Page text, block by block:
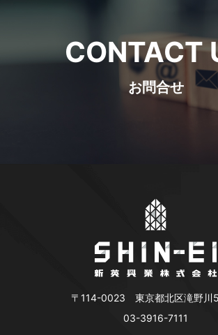
CONTACT
お問合せ
〒114-0023 東京都北区滝野川
03-3916-7111